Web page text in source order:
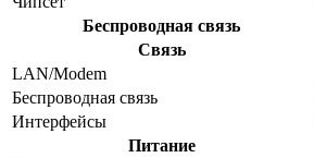
Беспроводная связь
Связь
LAN/Modem
Беспроводная связь
Интерфейсы
Питание